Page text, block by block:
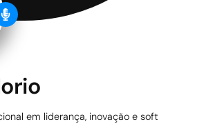
em liderança, inovação e soft